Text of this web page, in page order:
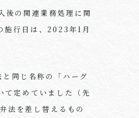
後の関連業務処理に関
施行日は、2023年1月
同じ名称の「ハーグ
て定めていました（先
法を差し替えるもの